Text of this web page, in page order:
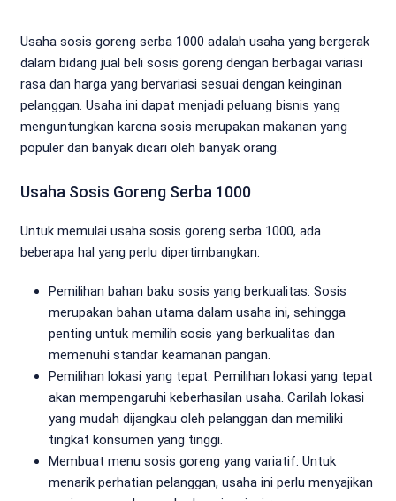
Usaha sosis goreng serba 1000 adalah usaha yang bergerak
dalam bidang jual beli sosis goreng dengan berbagai variasi
rasa dan harga yang bervariasi sesuai dengan keinginan
pelanggan. Usaha ini dapat menjadi peluang bisnis yang
menguntungkan karena sosis merupakan makanan yang
populer dan banyak dicari oleh banyak orang.
Usaha Sosis Goreng Serba 1000
Untuk memulai usaha sosis goreng serba 1000, ada
beberapa hal yang perlu dipertimbangkan:
Pemilihan bahan baku sosis yang berkualitas: Sosis
merupakan bahan utama dalam usaha ini, sehingga
penting untuk memilih sosis yang berkualitas dan
memenuhi standar keamanan pangan.
Pemilihan lokasi yang tepat: Pemilihan lokasi yang tepat
akan mempengaruhi keberhasilan usaha. Carilah lokasi
yang mudah dijangkau oleh pelanggan dan memiliki
tingkat konsumen yang tinggi.
Membuat menu sosis goreng yang variatif: Untuk
menarik perhatian pelanggan, usaha ini perlu menyajikan